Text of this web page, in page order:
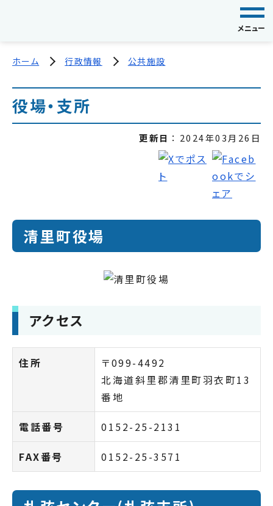
メニュー
ホーム 行政情報 公共施設
役場・支所
更新日 2024年03月26日
清里町役場
アクセス
住所
〒099-4492
北海道斜里郡清里町羽衣町13
番地
電話番号 0152-25-2131
FAX番号 0152-25-3571